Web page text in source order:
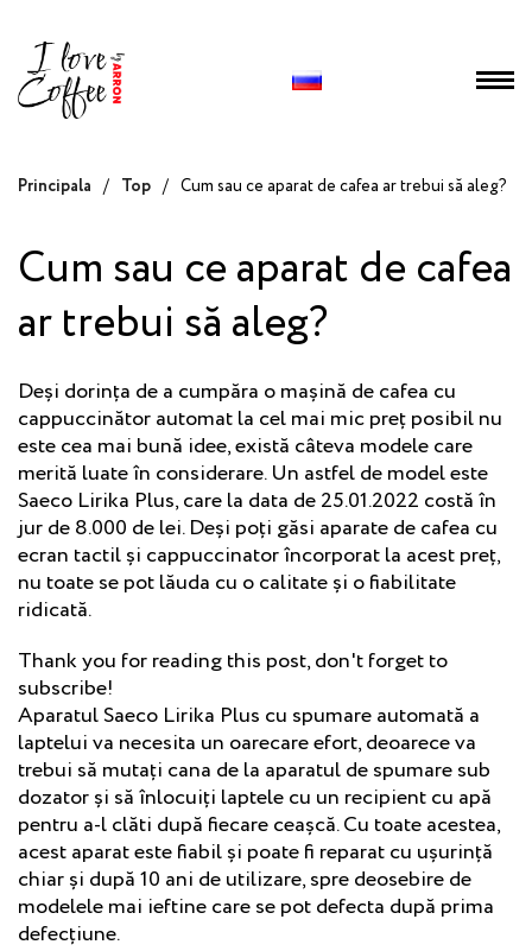
Principala / Top / Cum sau ce aparat de cafea ar trebui să aleg?
Cum sau ce aparat de cafea
ar trebui să aleg?
Deși dorința de a cumpăra o mașină de cafea cu
cappuccinător automat la cel mai mic preț posibil nu
este cea mai bună idee, există câteva modele care
merită luate în considerare. Un astfel de model este
Saeco Lirika Plus, care la data de 25.01.2022 costă în
jur de 8.000 de lei. Deși poți găsi aparate de cafea cu
ecran tactil și cappuccinator încorporat la acest preț,
nu toate se pot lăuda cu o calitate și o fiabilitate
ridicată.
Thank you for reading this post, don't forget to
subscribe!
Aparatul Saeco Lirika Plus cu spumare automată a
laptelui va necesita un oarecare efort, deoarece va
trebui să mutați cana de la aparatul de spumare sub
dozator și să înlocuiți laptele cu un recipient cu apă
pentru a-l clăti după fiecare ceașcă. Cu toate acestea,
acest aparat este fiabil și poate fi reparat cu ușurință
chiar și după 10 ani de utilizare, spre deosebire de
modelele mai ieftine care se pot defecta după prima
defecțiune.